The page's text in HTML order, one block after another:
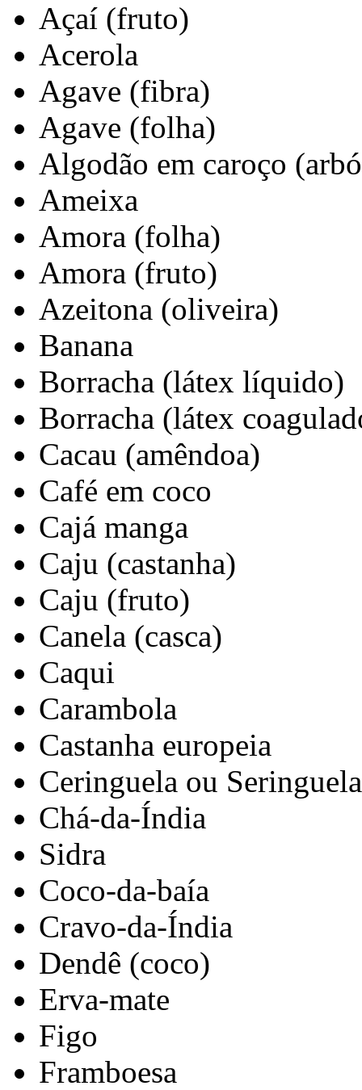
Açaí (fruto)
Acerola
Agave (fibra)
Agave (folha)
Algodão em caroço
Ameixa
Amora (folha)
Amora (fruto)
Azeitona (oliveira)
Banana
Borracha (látex líquido)
Borracha (látex
Cacau (amêndoa)
Café em coco
Cajá manga
Caju (castanha)
Caju (fruto)
Canela (casca)
Caqui
Carambola
Castanha europeia
Ceringuela ou Seringuela
Chá-da-Índia
Sidra
Coco-da-baía
Cravo-da-Índia
Dendê (coco)
Erva-mate
Figo
Framboesa